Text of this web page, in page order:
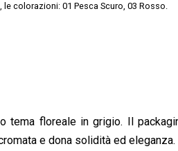
le colorazioni: 01 Pesca Scuro, 03 Rosso.
tema floreale in grigio. Il
e dona solidità ed eleganza.